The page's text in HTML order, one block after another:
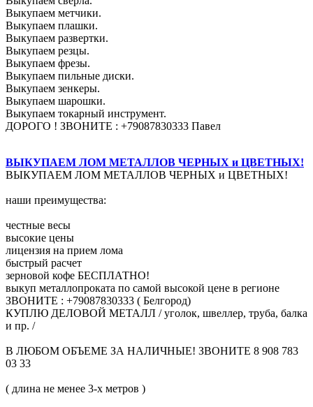
Выкупаем метчики.
Выкупаем плашки.
Выкупаем развертки.
Выкупаем резцы.
Выкупаем фрезы.
Выкупаем пильные диски.
Выкупаем зенкеры.
Выкупаем шарошки.
Выкупаем токарный инструмент.
ДОРОГО ! ЗВОНИТЕ : +79087830333 Павел
ВЫКУПАЕМ ЛОМ МЕТАЛЛОВ ЧЕРНЫХ и ЦВЕТНЫХ!
ВЫКУПАЕМ ЛОМ МЕТАЛЛОВ ЧЕРНЫХ и ЦВЕТНЫХ!
наши преимущества:
честные весы
высокие цены
лицензия на прием лома
быстрый расчет
зерновой кофе БЕСПЛАТНО!
выкуп металлопроката по самой высокой цене в регионе
ЗВОНИТЕ : +79087830333 ( Белгород)
КУПЛЮ ДЕЛОВОЙ МЕТАЛЛ / уголок, швеллер, труба, балка
и пр. /
В ЛЮБОМ ОБЪЕМЕ ЗА НАЛИЧНЫЕ! ЗВОНИТЕ 8 908 783
03 33
( длина не менее 3-х метров )